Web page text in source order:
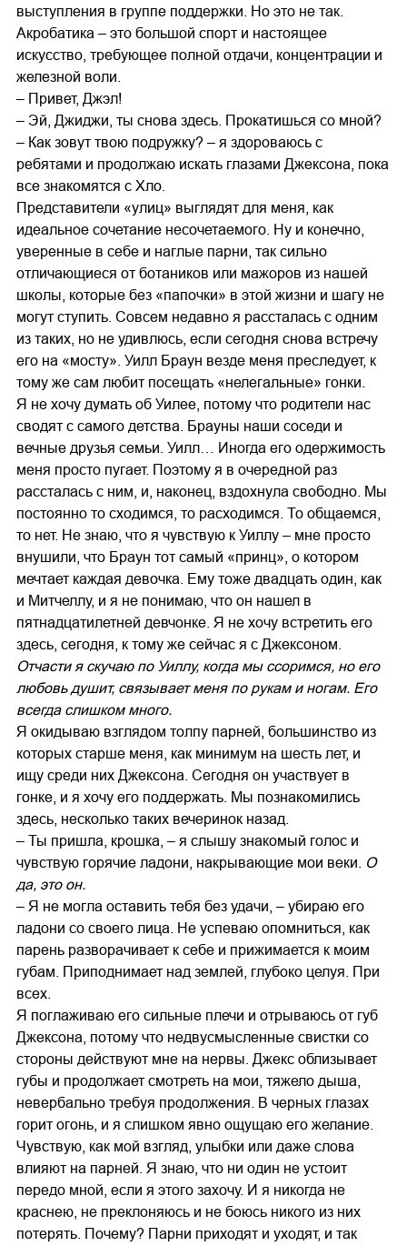
выступления в группе поддержки. Но это не так.
Акробатика – это большой спорт и настоящее
искусство, требующее полной отдачи, концентрации и
железной воли.
– Привет, Джэл!
– Эй, Джиджи, ты снова здесь. Прокатишься со мной?
– Как зовут твою подружку? – я здороваюсь с
ребятами и продолжаю искать глазами Джексона, пока
все знакомятся с Хло.
Представители «улиц» выглядят для меня, как
идеальное сочетание несочетаемого. Ну и конечно,
уверенные в себе и наглые парни, так сильно
отличающиеся от ботаников или мажоров из нашей
школы, которые без «папочки» в этой жизни и шагу не
могут ступить. Совсем недавно я рассталась с одним
из таких, но не удивлюсь, если сегодня снова встречу
его на «мосту». Уилл Браун везде меня преследует, к
тому же сам любит посещать «нелегальные» гонки.
Я не хочу думать об Уилее, потому что родители нас
сводят с самого детства. Брауны наши соседи и
вечные друзья семьи. Уилл… Иногда его одержимость
меня просто пугает. Поэтому я в очередной раз
рассталась с ним, и, наконец, вздохнула свободно. Мы
постоянно то сходимся, то расходимся. То общаемся,
то нет. Не знаю, что я чувствую к Уиллу – мне просто
внушили, что Браун тот самый «принц», о котором
мечтает каждая девочка. Ему тоже двадцать один, как
и Митчеллу, и я не понимаю, что он нашел в
пятнадцатилетней девчонке. Я не хочу встретить его
здесь, сегодня, к тому же сейчас я с Джексоном.
Отчасти я скучаю по Уиллу, когда мы ссоримся, но его
любовь душит, связывает меня по рукам и ногам. Его
всегда слишком много.
Я окидываю взглядом толпу парней, большинство из
которых старше меня, как минимум на шесть лет, и
ищу среди них Джексона. Сегодня он участвует в
гонке, и я хочу его поддержать. Мы познакомились
здесь, несколько таких вечеринок назад.
– Ты пришла, крошка, – я слышу знакомый голос и
чувствую горячие ладони, накрывающие мои веки.
О
да, это он.
– Я не могла оставить тебя без удачи, – убираю его
ладони со своего лица. Не успеваю опомниться, как
парень разворачивает к себе и прижимается к моим
губам. Приподнимает над землей, глубоко целуя. При
всех.
Я поглаживаю его сильные плечи и отрываюсь от губ
Джексона, потому что недвусмысленные свистки со
стороны действуют мне на нервы. Джекс облизывает
губы и продолжает смотреть на мои, тяжело дыша,
невербально требуя продолжения. В черных глазах
горит огонь, и я слишком явно ощущаю его желание.
Чувствую, как мой взгляд, улыбки или даже слова
влияют на парней. Я знаю, что ни один не устоит
передо мной, если я этого захочу. И я никогда не
краснею, не преклоняюсь и не боюсь никого из них
потерять. Почему? Парни приходят и уходят, и так